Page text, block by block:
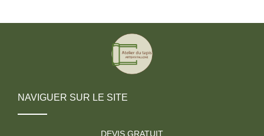
NAVIGUER SUR LE SITE
DEVIS GRATUIT